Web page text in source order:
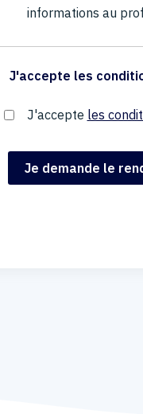
informations au
J'accepte les
J'accepte les